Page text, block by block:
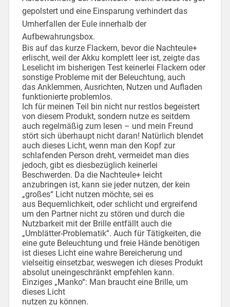
gepolstert und eine Einsparung verhindert das
Umherfallen der Eule innerhalb der
Aufbewahrungsbox.
Bis auf das kurze Flackern, bevor die Nachteule+
erlischt, weil der Akku komplett leer ist, zeigte das
Leselicht im bisherigen Test keinerlei Flackern oder
sonstige Probleme mit der Beleuchtung, auch
das Anklemmen, Ausrichten, Nutzen und Aufladen
funktionierte problemlos.
Ich für meinen Teil bin nicht nur restlos begeistert
von diesem Produkt, sondern nutze es seitdem
auch regelmäßig zum lesen – und mein Freund
stört sich überhaupt nicht daran! Natürlich blendet
auch dieses Licht, wenn man den Kopf zur
schlafenden Person dreht, vermeidet man dies
jedoch, gibt es diesbezüglich keinerlei
Beschwerden. Da die Nachteule+ leicht
anzubringen ist, kann sie jeder nutzen, der kein
„großes“ Licht nutzen möchte, sei es
aus Bequemlichkeit, oder schlicht und ergreifend
um den Partner nicht zu stören und durch die
Nutzbarkeit mit der Brille entfällt auch die
„Umblätter-Problematik“. Auch für Tätigkeiten, die
eine gute Beleuchtung und freie Hände benötigen
ist dieses Licht eine wahre Bereicherung und
vielseitig einsetzbar, weswegen ich dieses Produkt
absolut uneingeschränkt empfehlen kann.
Einziges „Manko“: Man braucht eine Brille, um
dieses Licht
nutzen zu können.